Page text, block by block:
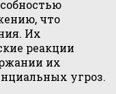
что
Их
реакции
их
угроз.